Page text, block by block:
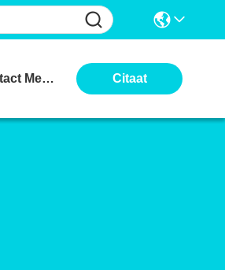
Neem Contact Met Ons Op Citaat